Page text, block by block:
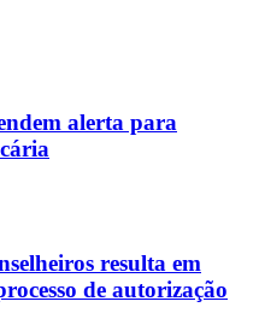
alerta para
resulta em
de autorização